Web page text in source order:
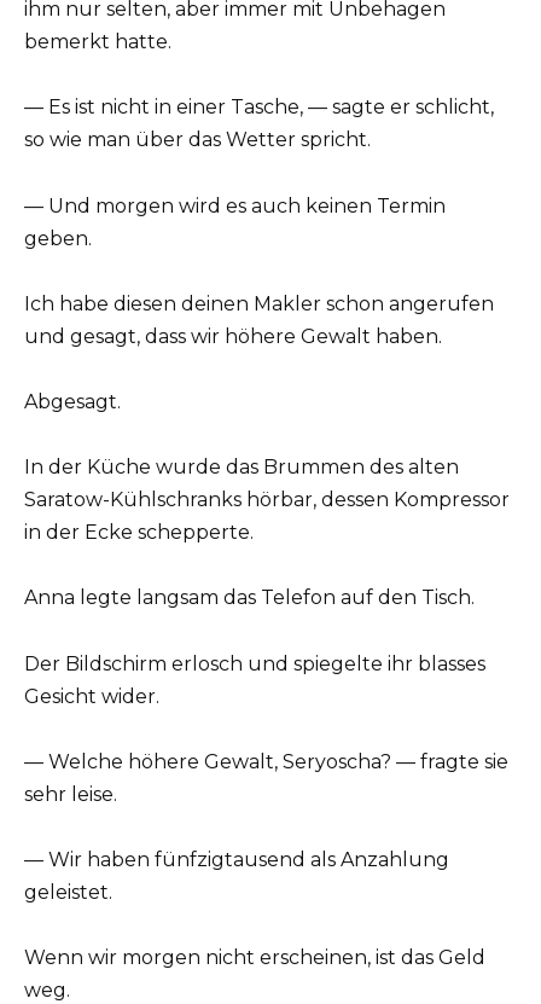
ihm nur selten, aber immer mit Unbehagen
bemerkt hatte.
— Es ist nicht in einer Tasche, — sagte er schlicht,
so wie man über das Wetter spricht.
— Und morgen wird es auch keinen Termin
geben.
Ich habe diesen deinen Makler schon angerufen
und gesagt, dass wir höhere Gewalt haben.
Abgesagt.
In der Küche wurde das Brummen des alten
Saratow-Kühlschranks hörbar, dessen Kompressor
in der Ecke schepperte.
Anna legte langsam das Telefon auf den Tisch.
Der Bildschirm erlosch und spiegelte ihr blasses
Gesicht wider.
— Welche höhere Gewalt, Seryoscha? — fragte sie
sehr leise.
— Wir haben fünfzigtausend als Anzahlung
geleistet.
Wenn wir morgen nicht erscheinen, ist das Geld
weg.